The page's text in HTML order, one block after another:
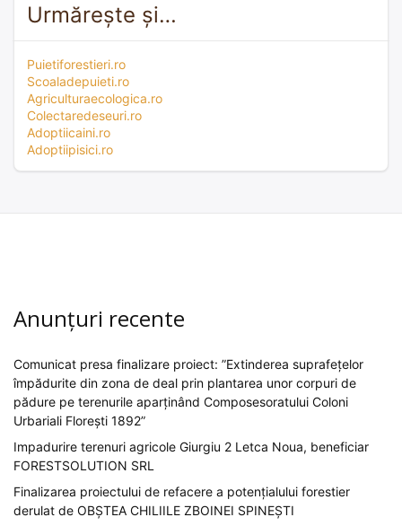
Urmărește și…
Puietiforestieri.ro
Scoaladepuieti.ro
Agriculturaecologica.ro
Colectaredeseuri.ro
Adoptiicaini.ro
Adoptiipisici.ro
Anunțuri recente
Comunicat presa finalizare proiect: ”Extinderea suprafețelor
împădurite din zona de deal prin plantarea unor corpuri de
pădure pe terenurile aparținând Composesoratului Coloni
Urbariali Florești 1892”
Impadurire terenuri agricole Giurgiu 2 Letca Noua, beneficiar
FORESTSOLUTION SRL
Finalizarea proiectului de refacere a potențialului forestier
derulat de OBȘTEA CHILIILE ZBOINEI SPINEȘTI